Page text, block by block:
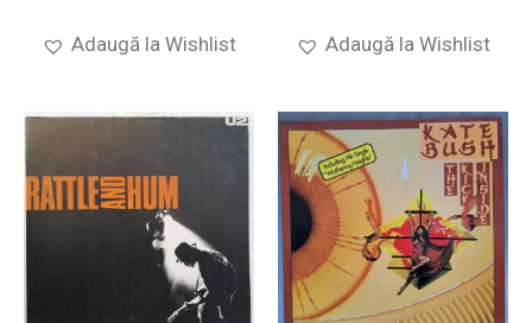
Adaugă la Wishlist Adaugă la Wishlist